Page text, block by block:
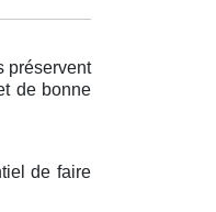
préservent
de bonne
de faire